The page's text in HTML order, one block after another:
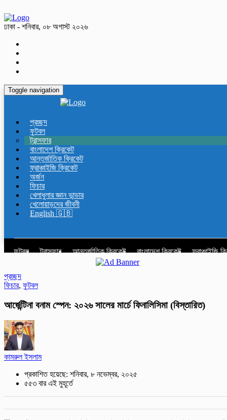
ঢাকা - শনিবার, ০৮ অগাস্ট ২০২৬
Toggle navigation
প্রচ্ছদ
ফুটবল
ট্রান্সফার
বাংলাদেশ ক্রিকেট
আন্তর্জাতিক ক্রিকেট
ফ্রাঞ্চাইজি ক্রিকেট
অর্জন
ফিচার
খেলাধুলার জ্ঞান ভান্ডার
খেলোয়াড়দের জীবনী
English 🇬🇧
ফুটবল ট্রান্সফার আন্তর্জাতিক ক্রিকেট বাংলাদেশ ক্রিকেট ফ্রাঞ্চাইজি
প্রচ্ছদ
ফিচার, ফুটবল
আর্জেন্টিনা বনাম স্পেন: ২০২৬ সালের মার্চে‌ ফিনালিসিমা (বিস্তারিত)
কামরুল ইসলাম
প্রকাশিত হয়েছে: শনিবার, ৮ নভেম্বর, ২০২৫
৫৫৩ বার এই মুহূর্তে